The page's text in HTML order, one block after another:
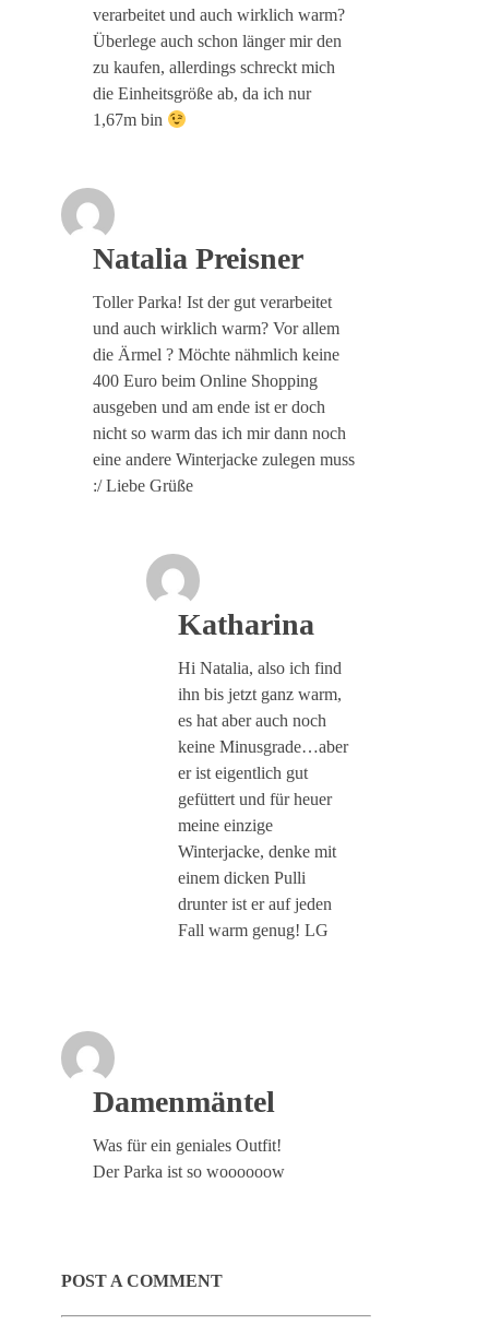
verarbeitet und auch wirklich warm?
Überlege auch schon länger mir den
zu kaufen, allerdings schreckt mich
die Einheitsgröße ab, da ich nur
1,67m bin
Natalia Preisner
Toller Parka! Ist der gut verarbeitet
und auch wirklich warm? Vor allem
die Ärmel ? Möchte nähmlich keine
400 Euro beim Online Shopping
ausgeben und am ende ist er doch
nicht so warm das ich mir dann noch
eine andere Winterjacke zulegen muss
:/ Liebe Grüße
Katharina
Hi Natalia, also ich find
ihn bis jetzt ganz warm,
es hat aber auch noch
keine Minusgrade…aber
er ist eigentlich gut
gefüttert und für heuer
meine einzige
Winterjacke, denke mit
einem dicken Pulli
drunter ist er auf jeden
Fall warm genug! LG
Damenmäntel
Was für ein geniales Outfit!
Der Parka ist so woooooow
POST A COMMENT